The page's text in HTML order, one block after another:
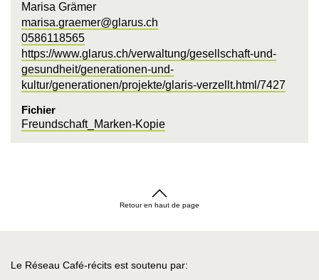
Marisa Grämer
marisa.graemer@glarus.ch
0586118565
https://www.glarus.ch/verwaltung/gesellschaft-und-
gesundheit/generationen-und-
kultur/generationen/projekte/glaris-verzellt.html/7427
Fichier
Freundschaft_Marken-Kopie
Retour en haut de page
Le Réseau Café-récits est soutenu par: